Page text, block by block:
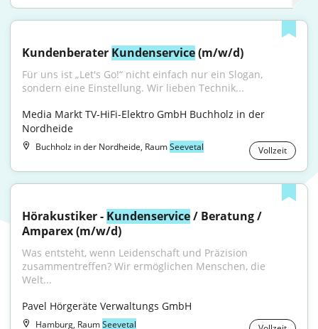
Kundenberater Kundenservice (m/w/d)
Für uns ist „Let's Go!“ nicht einfach nur ein Slogan,
sondern eine Einstellung. Wir lieben Technik...
Media Markt TV-HiFi-Elektro GmbH Buchholz in der
Nordheide
Buchholz in der Nordheide, RaumSeevetal Vollzeit
Hörakustiker - Kundenservice / Beratung /
Amparex (m/w/d)
Was entsteht, wenn Leidenschaft und Präzision
zusammentreffen? Wir ermöglichen Menschen, die
Welt...
Pavel Hörgeräte Verwaltungs GmbH
Hamburg, RaumSeevetal